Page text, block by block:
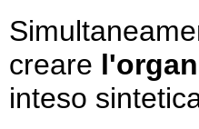
creare
inteso